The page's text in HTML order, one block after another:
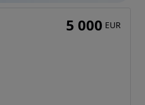
5 000 EUR